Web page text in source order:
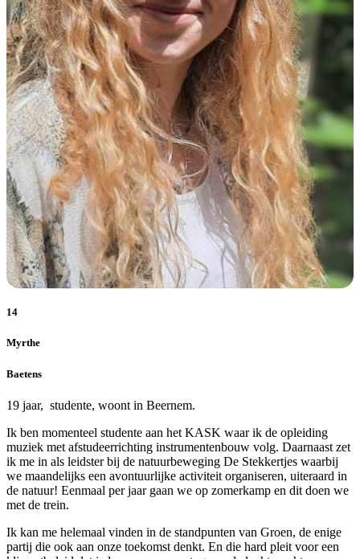
14
Myrthe
Baetens
19 jaar, studente, woont in Beernem.
Ik ben momenteel studente aan het KASK waar ik de opleiding
muziek met afstudeerrichting instrumentenbouw volg. Daarnaast zet
ik me in als leidster bij de natuurbeweging De Stekkertjes waarbij
we maandelijks een avontuurlijke activiteit organiseren, uiteraard in
de natuur! Eenmaal per jaar gaan we op zomerkamp en dit doen we
met de trein.
Ik kan me helemaal vinden in de standpunten van Groen, de enige
partij die ook aan onze toekomst denkt. En die hard pleit voor een